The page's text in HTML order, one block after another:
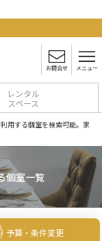
お問合せ メニュー
レンタル
スペース
用する個室を検索可能。家
個室一覧
予算・条件変更